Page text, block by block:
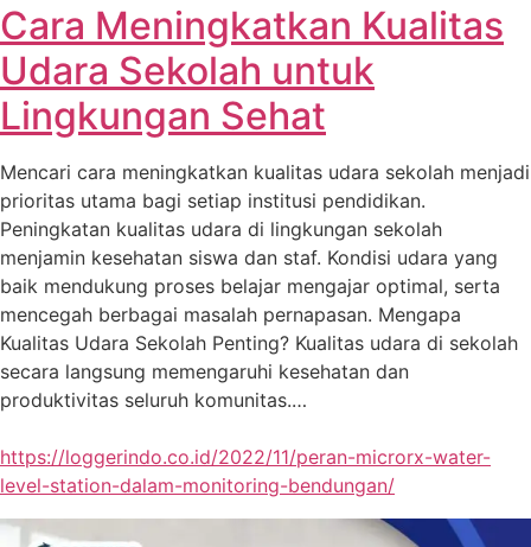
Cara Meningkatkan Kualitas
Udara Sekolah untuk
Lingkungan Sehat
Mencari cara meningkatkan kualitas udara sekolah menjadi
prioritas utama bagi setiap institusi pendidikan.
Peningkatan kualitas udara di lingkungan sekolah
menjamin kesehatan siswa dan staf. Kondisi udara yang
baik mendukung proses belajar mengajar optimal, serta
mencegah berbagai masalah pernapasan. Mengapa
Kualitas Udara Sekolah Penting? Kualitas udara di sekolah
secara langsung memengaruhi kesehatan dan
produktivitas seluruh komunitas.…
https://loggerindo.co.id/2022/11/peran-microrx-water-
level-station-dalam-monitoring-bendungan/